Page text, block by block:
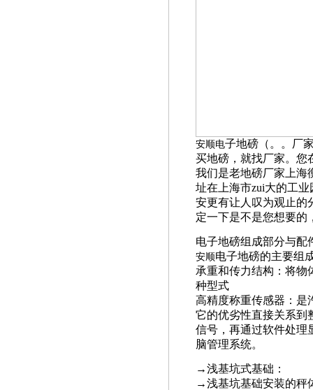
安顺电子地磅（。。厂
买地磅，就找厂家。您
我们是老地磅厂家上海
址在上海市zui大的工
安更有让人叹为观止的
定一下是不是您想要的
电子地磅组成部分与配
安顺电子地磅的主要组
承重和传力结构：将物
种型式
高精度称重传感器：是
它的优劣性直接关系到
信号，再通过软件处理
脑管理系统。
→浅基坑式基础：
→浅基坑基础安装的秤